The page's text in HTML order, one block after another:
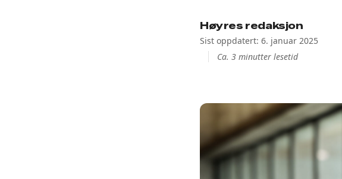
Høyres redaksjon
Sist oppdatert: 6. januar 2025
Ca. 3 minutter lesetid